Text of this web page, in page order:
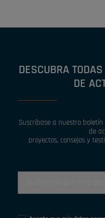
DESCUBRA
DE
Suscríbase a nuestro
de
proyectos, consejos y